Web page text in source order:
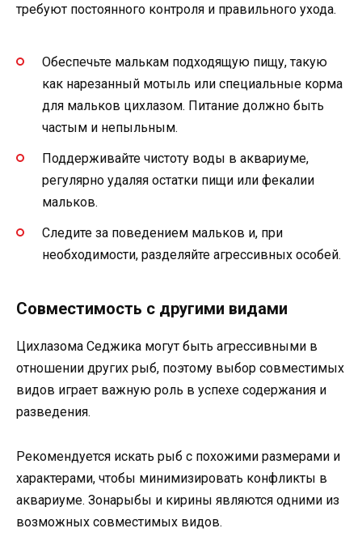
требуют постоянного контроля и правильного ухода.
Обеспечьте малькам подходящую пищу, такую
как нарезанный мотыль или специальные корма
для мальков цихлазом. Питание должно быть
частым и непыльным.
Поддерживайте чистоту воды в аквариуме,
регулярно удаляя остатки пищи или фекалии
мальков.
Следите за поведением мальков и, при
необходимости, разделяйте агрессивных особей.
Совместимость с другими видами
Цихлазома Седжика могут быть агрессивными в
отношении других рыб, поэтому выбор совместимых
видов играет важную роль в успехе содержания и
разведения.
Рекомендуется искать рыб с похожими размерами и
характерами, чтобы минимизировать конфликты в
аквариуме. Зонарыбы и кирины являются одними из
возможных совместимых видов.